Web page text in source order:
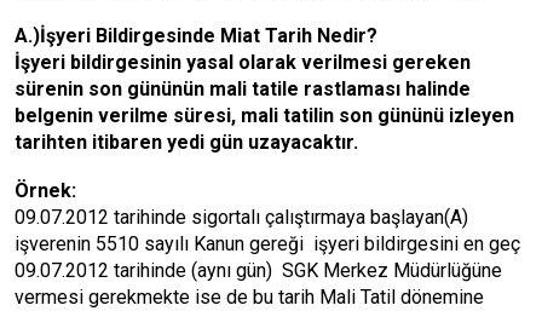
A.)İşyeri Bildirgesinde Miat Tarih Nedir?
İşyeri bildirgesinin yasal olarak verilmesi gereken
sürenin son gününün mali tatile rastlaması halinde
belgenin verilme süresi, mali tatilin son gününü izleyen
tarihten itibaren yedi gün uzayacaktır.
Örnek:
09.07.2012 tarihinde sigortalı çalıştırmaya başlayan(A)
işverenin 5510 sayılı Kanun gereği işyeri bildirgesini en geç
09.07.2012 tarihinde (aynı gün) SGK Merkez Müdürlüğüne
vermesi gerekmekte ise de bu tarih Mali Tatil dönemine